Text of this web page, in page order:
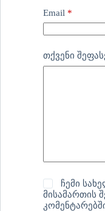
Email *
თქვენი
ჩემი
მისამართის